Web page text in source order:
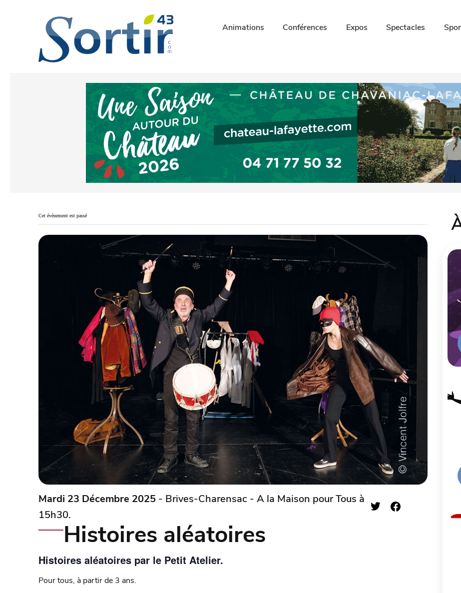
Animations Conférences Expos Spectacles
Cet évènement est passé
Mardi 23 Décembre 2025 - Brives-Charensac - A la Maison pour Tous à
15h30.
Histoires aléatoires
Histoires aléatoires par le Petit Atelier.
Pour tous, à partir de 3 ans.